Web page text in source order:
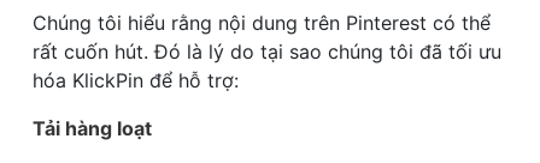
Chúng tôi hiểu rằng nội dung trên Pinterest có thể
rất cuốn hút. Đó là lý do tại sao chúng tôi đã tối ưu
hóa KlickPin để hỗ trợ:
Tải hàng loạt